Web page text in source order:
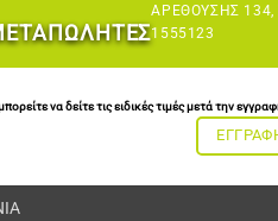
ΑΡΕΘΟΎΣΗΣ 134,
1555123
να δείτε τις ειδικές τιμές μετά την